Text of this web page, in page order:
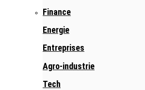
Finance
Energie
Entreprises
Agro-industrie
Tech